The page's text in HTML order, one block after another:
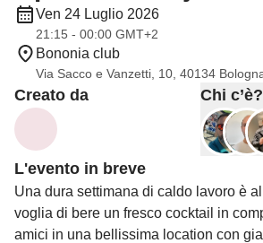
Ven 24 Luglio 2026
21:15 - 00:00 GMT+2
Bononia club
Via Sacco e Vanzetti, 10, 40134
Creato da Chi
L'evento in breve
Una dura settimana di caldo lavoro è
voglia di bere un fresco cocktail in
amici in una bellissima location con